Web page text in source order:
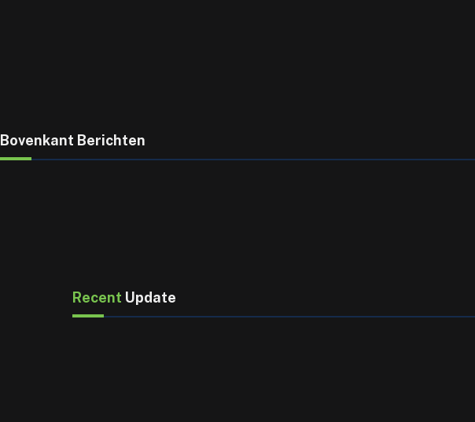
Bovenkant Berichten
Recent Update